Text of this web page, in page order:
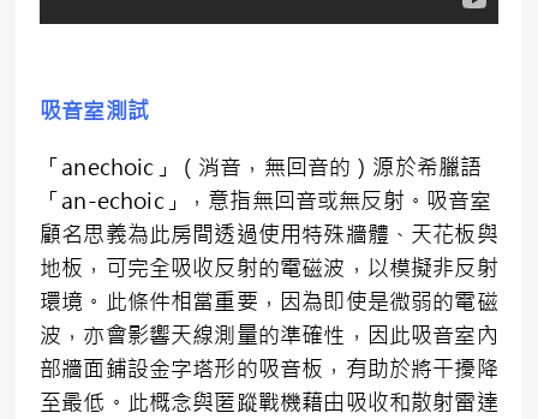
吸音室測試
「anechoic」（消音，無回音的）源於希臘語
「an-echoic」，意指無回音或無反射。吸音室
顧名思義為此房間透過使用特殊牆體、天花板與
地板，可完全吸收反射的電磁波，以模擬非反射
環境。此條件相當重要，因為即使是微弱的電磁
波，亦會影響天線測量的準確性，因此吸音室內
部牆面鋪設金字塔形的吸音板，有助於將干擾降
至最低。此概念與匿蹤戰機藉由吸收和散射雷達